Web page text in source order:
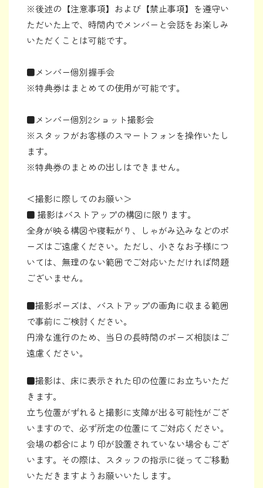
※後述の【注意事項】および【禁止事項】を遵守い
ただいた上で、時間内でメンバーと会話をお楽しみ
いただくことは可能です。
■メンバー個別握手会
※特典券はまとめての使用が可能です。
■メンバー個別2ショット撮影会
※スタッフがお客様のスマートフォンを操作いたし
ます。
※特典券のまとめの出しはできません。
＜撮影に際してのお願い＞
■ 撮影はバストアップの構図に限ります。
全身が映る構図や寝転がり、しゃがみ込みなどのポ
ーズはご遠慮ください。ただし、小さなお子様につ
いては、無理のない範囲でご対応いただければ問題
ございません。
■撮影ポーズは、バストアップの画角に収まる範囲
で事前にご検討ください。
円滑な進行のため、当日の長時間のポーズ相談はご
遠慮ください。
■撮影は、床に表示された印の位置にお立ちいただ
きます。
立ち位置がずれると撮影に支障が出る可能性がござ
いますので、必ず所定の位置にてご対応ください。
会場の都合により印が設置されていない場合もござ
います。その際は、スタッフの指示に従ってご移動
いただきますようお願いいたします。